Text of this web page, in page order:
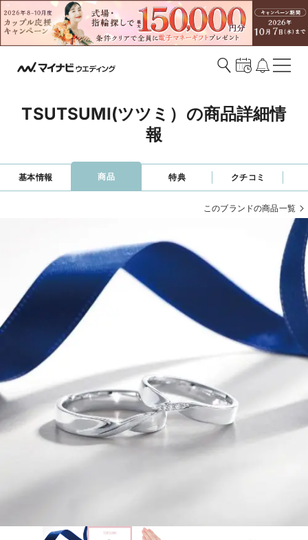
TSUTSUMI(ツツミ）の商品詳細情
報
基本情報 商品 特典 クチコミ
このブランドの商品一覧